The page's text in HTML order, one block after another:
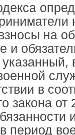
на
и
в
закона от
период